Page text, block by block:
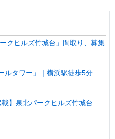
クヒルズ竹城台」間取り、募集
ルタワー」｜横浜駅徒歩5分
載】泉北パークヒルズ竹城台